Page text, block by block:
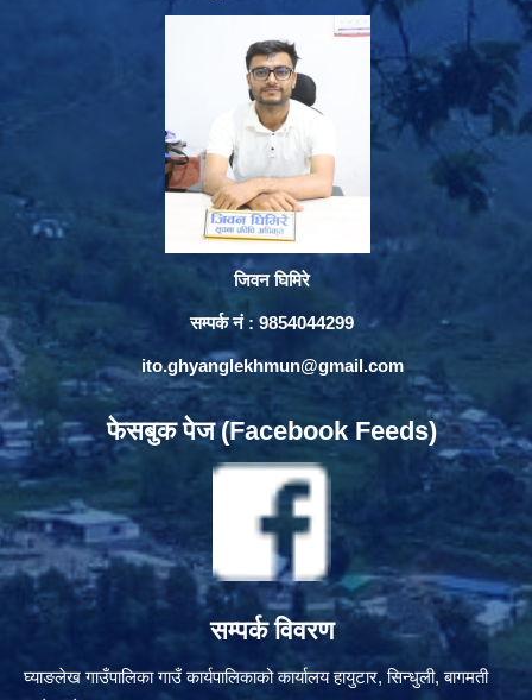
जिवन घिमिरे
सम्पर्क नं : 9854044299
ito.ghyanglekhmun@gmail.com
फेसबुक पेज (Facebook Feeds)
सम्पर्क विवरण
घ्याङलेख गाउँपालिका गाउँ कार्यपालिकाको कार्यालय हायुटार, सिन्धुली, बागमती